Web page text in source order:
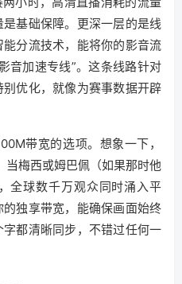
基础保障。更深一层的是线
能分流技术，能将你的影音流
音加速专线”。这条线路针对
优化，就像为赛事数据开辟
带宽的选项。想象一下，
梅西或姆巴佩（如果那时他
全球数千万观众同时涌入平
独享带宽，能确保画面始终
都清晰同步，不错过任何一